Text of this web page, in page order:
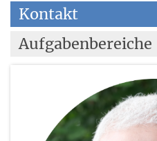
Kontakt
Aufgabenbereiche